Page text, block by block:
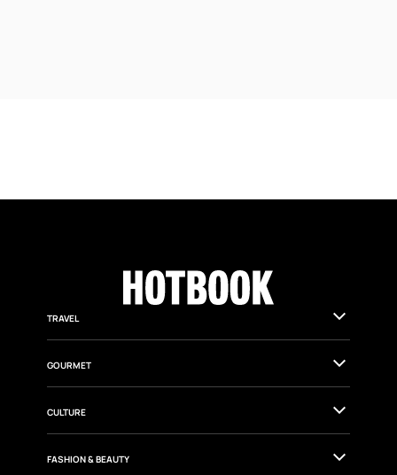
TRAVEL
GOURMET
CULTURE
FASHION & BEAUTY